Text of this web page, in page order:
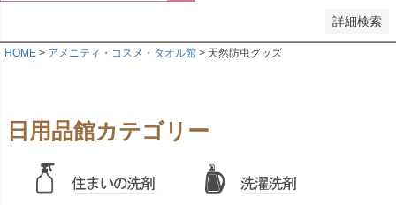
詳細検索
HOME アメニティ・コスメ・タオル館 天然防虫グッズ
日用品館カテゴリー